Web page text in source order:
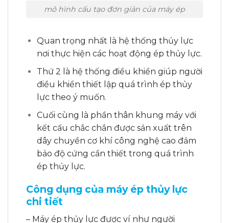
mô hình cấu tạo đơn giản của máy ép
Quan trọng nhất là hệ thống thủy lực
nơi thực hiện các hoạt động ép thủy lực.
Thứ 2 là hệ thống điều khiển giúp người
điều khiển thiết lập quá trình ép thủy
lực theo ý muốn.
Cuối cùng là phần thân khung máy với
kết cấu chắc chắn được sản xuất trên
dây chuyền cơ khí công nghệ cao đảm
bảo độ cứng cần thiết trong quá trình
ép thủy lực.
Công dụng của máy ép thủy lực
chi tiết
– Máy ép thủy lực được ví như người